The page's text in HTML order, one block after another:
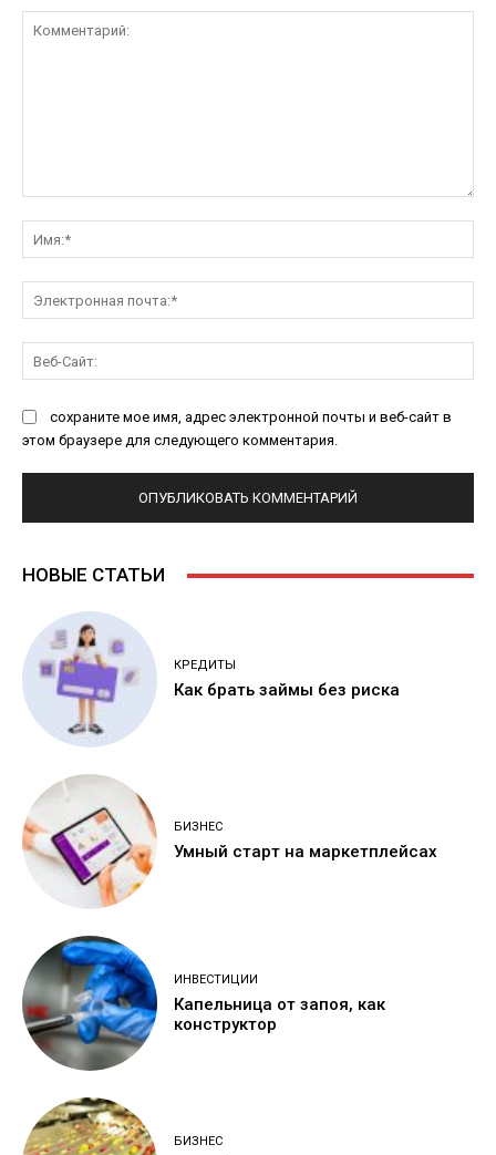
сохраните мое имя, адрес электронной почты и веб-сайт в
этом браузере для следующего комментария.
НОВЫЕ СТАТЬИ
КРЕДИТЫ
Как брать займы без риска
БИЗНЕС
Умный старт на маркетплейсах
ИНВЕСТИЦИИ
Капельница от запоя, как
конструктор
БИЗНЕС